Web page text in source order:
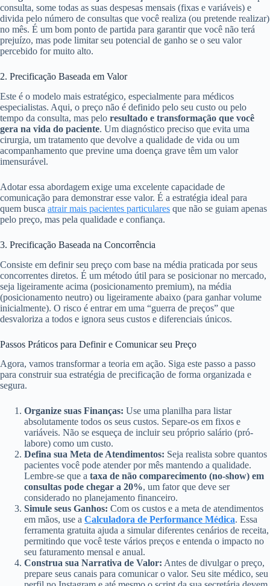
consulta, some todas as suas despesas mensais (fixas e variáveis) e
divida pelo número de consultas que você realiza (ou pretende realizar)
no mês. É um bom ponto de partida para garantir que você não terá
prejuízo, mas pode limitar seu potencial de ganho se o seu valor
percebido for muito alto.
2. Precificação Baseada em Valor
Este é o modelo mais estratégico, especialmente para médicos
especialistas. Aqui, o preço não é definido pelo seu custo ou pelo
tempo da consulta, mas pelo resultado e transformação que você
gera na vida do paciente. Um diagnóstico preciso que evita uma
cirurgia, um tratamento que devolve a qualidade de vida ou um
acompanhamento que previne uma doença grave têm um valor
imensurável.
Adotar essa abordagem exige uma excelente capacidade de
comunicação para demonstrar esse valor. É a estratégia ideal para
quem busca atrair mais pacientes particulares que não se guiam apenas
pelo preço, mas pela qualidade e confiança.
3. Precificação Baseada na Concorrência
Consiste em definir seu preço com base na média praticada por seus
concorrentes diretos. É um método útil para se posicionar no mercado,
seja ligeiramente acima (posicionamento premium), na média
(posicionamento neutro) ou ligeiramente abaixo (para ganhar volume
inicialmente). O risco é entrar em uma “guerra de preços” que
desvaloriza a todos e ignora seus custos e diferenciais únicos.
Passos Práticos para Definir e Comunicar seu Preço
Agora, vamos transformar a teoria em ação. Siga este passo a passo
para construir sua estratégia de precificação de forma organizada e
segura.
Organize suas Finanças: Use uma planilha para listar
absolutamente todos os seus custos. Separe-os em fixos e
variáveis. Não se esqueça de incluir seu próprio salário (pró-
labore) como um custo.
Defina sua Meta de Atendimentos: Seja realista sobre quantos
pacientes você pode atender por mês mantendo a qualidade.
Lembre-se que a taxa de não comparecimento (no-show) em
consultas pode chegar a 20%, um fator que deve ser
considerado no planejamento financeiro.
Simule seus Ganhos: Com os custos e a meta de atendimentos
em mãos, use a Calculadora de Performance Médica. Essa
ferramenta gratuita ajuda a simular diferentes cenários de receita,
permitindo que você teste vários preços e entenda o impacto no
seu faturamento mensal e anual.
Construa sua Narrativa de Valor: Antes de divulgar o preço,
prepare seus canais para comunicar o valor. Seu site médico, seu